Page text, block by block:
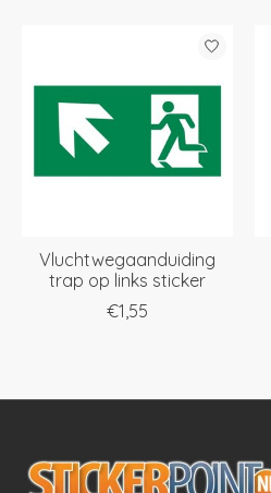
Items van productcarrousel
Vluchtwegaanduiding
trap op links sticker
€1,55